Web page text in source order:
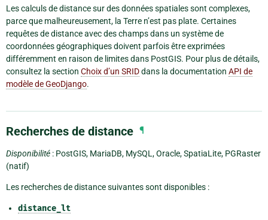
Les calculs de distance sur des données spatiales sont complexes,
parce que malheureusement, la Terre n’est pas plate. Certaines
requêtes de distance avec des champs dans un système de
coordonnées géographiques doivent parfois être exprimées
différemment en raison de limites dans PostGIS. Pour plus de détails,
consultez la section Choix d’un SRIDdans la documentation API de
modèle de GeoDjango.
Recherches de distance ¶
Disponibilité : PostGIS, MariaDB, MySQL, Oracle, SpatiaLite, PGRaster
(natif)
Les recherches de distance suivantes sont disponibles :
distance_lt